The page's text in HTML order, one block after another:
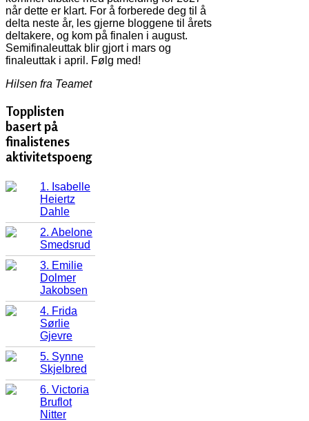
når dette er klart. For å forberede deg til å
delta neste år, les gjerne bloggene til årets
deltakere, og kom på finalen i august.
Semifinaleuttak blir gjort i mars og
finaleuttak i april. Følg med!
Hilsen fra Teamet
Topplisten
basert på
finalistenes
aktivitetspoeng
1. Isabelle
Heiertz
Dahle
2. Abelone
Smedsrud
3. Emilie
Dolmer
Jakobsen
4. Frida
Sørlie
Gjevre
5. Synne
Skjelbred
6. Victoria
Bruflot
Nitter